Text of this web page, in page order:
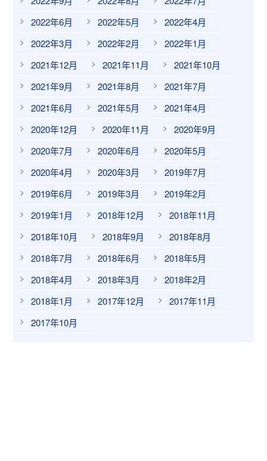
2022年6月
2022年5月
2022年4月
2022年3月
2022年2月
2022年1月
2021年12月
2021年11月
2021年10月
2021年9月
2021年8月
2021年7月
2021年6月
2021年5月
2021年4月
2020年12月
2020年11月
2020年9月
2020年7月
2020年6月
2020年5月
2020年4月
2020年3月
2019年7月
2019年6月
2019年3月
2019年2月
2019年1月
2018年12月
2018年11月
2018年10月
2018年9月
2018年8月
2018年7月
2018年6月
2018年5月
2018年4月
2018年3月
2018年2月
2018年1月
2017年12月
2017年11月
2017年10月